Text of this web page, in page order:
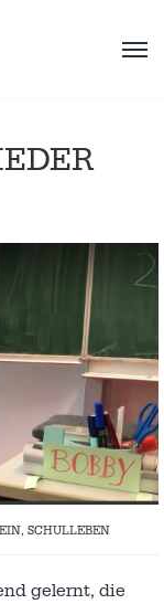
, SCHULLEBEN
gelernt, die